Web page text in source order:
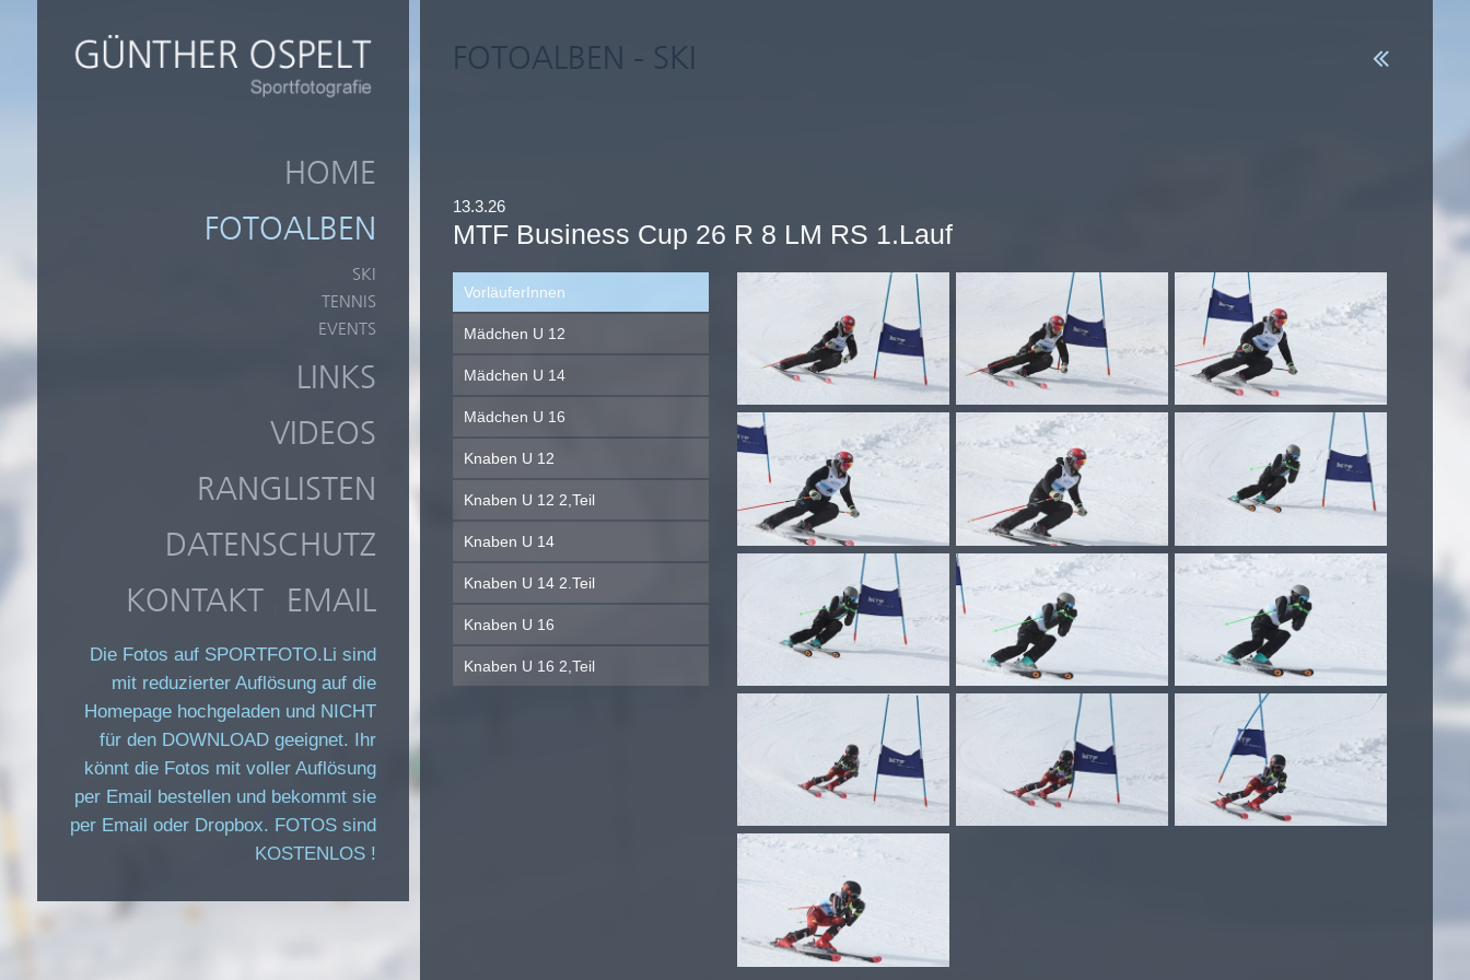
HOME
FOTOALBEN
SKI
TENNIS
EVENTS
LINKS
VIDEOS
RANGLISTEN
DATENSCHUTZ
KONTAKT
EMAIL
Die Fotos auf SPORTFOTO.Li sind
mit reduzierter Auflösung auf die
Homepage hochgeladen und NICHT
für den DOWNLOAD geeignet. Ihr
könnt die Fotos mit voller Auflösung
per Email bestellen und bekommt sie
per Email oder Dropbox. FOTOS sind
KOSTENLOS !
FOTOALBEN - SKI
13.3.26
MTF Business Cup 26 R 8 LM RS 1.Lauf
VorläuferInnen
Mädchen U 12
Mädchen U 14
Mädchen U 16
Knaben U 12
Knaben U 12 2,Teil
Knaben U 14
Knaben U 14 2.Teil
Knaben U 16
Knaben U 16 2,Teil